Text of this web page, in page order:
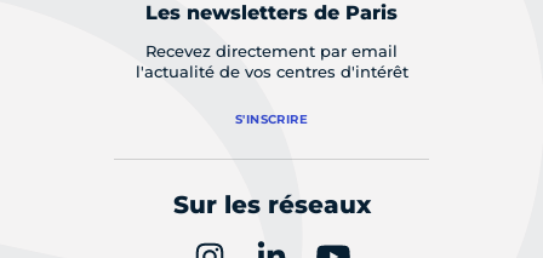
Les newsletters de Paris
Recevez directement par email
l'actualité de vos centres d'intérêt
S'INSCRIRE
Sur les réseaux